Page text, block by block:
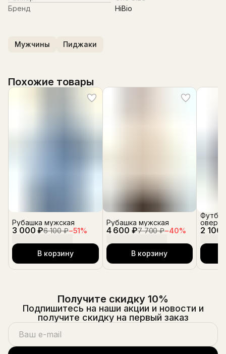
Бренд
HiBio
Мужчины Пиджаки
Похожие товары
3 000 ₽6 100 ₽−51%
Рубашка мужская
В корзину
4 600 ₽7 700 ₽−40%
Рубашка мужская
В корзину
2 100
Получите скидку 10%
Подпишитесь на наши акции и новости и
получите скидку на первый заказ